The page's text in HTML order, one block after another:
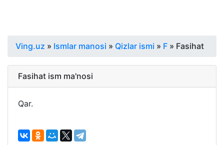
Ving.uz » Ismlar manosi » Qizlar ismi » F » Fasihat
Fasihat ism ma'nosi
Qar.